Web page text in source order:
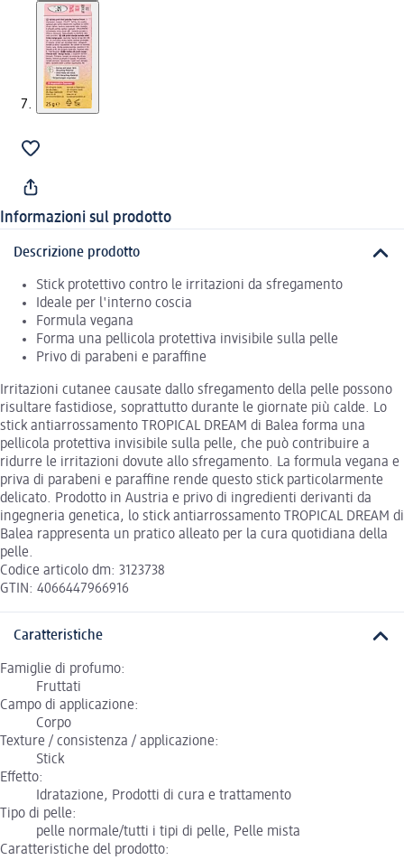
Informazioni sul prodotto
Descrizione prodotto
Stick protettivo contro le irritazioni da sfregamento
Ideale per l'interno coscia
Formula vegana
Forma una pellicola protettiva invisibile sulla pelle
Privo di parabeni e paraffine
Irritazioni cutanee causate dallo sfregamento della pelle possono
risultare fastidiose, soprattutto durante le giornate più calde. Lo
stick antiarrossamento TROPICAL DREAM di Balea forma una
pellicola protettiva invisibile sulla pelle, che può contribuire a
ridurre le irritazioni dovute allo sfregamento. La formula vegana e
priva di parabeni e paraffine rende questo stick particolarmente
delicato. Prodotto in Austria e privo di ingredienti derivanti da
ingegneria genetica, lo stick antiarrossamento TROPICAL DREAM di
Balea rappresenta un pratico alleato per la cura quotidiana della
pelle.
Codice articolo dm: 3123738
GTIN: 4066447966916
Caratteristiche
Famiglie di profumo:
Fruttati
Campo di applicazione:
Corpo
Texture / consistenza / applicazione:
Stick
Effetto:
Idratazione, Prodotti di cura e trattamento
Tipo di pelle:
pelle normale/tutti i tipi di pelle, Pelle mista
Caratteristiche del prodotto: